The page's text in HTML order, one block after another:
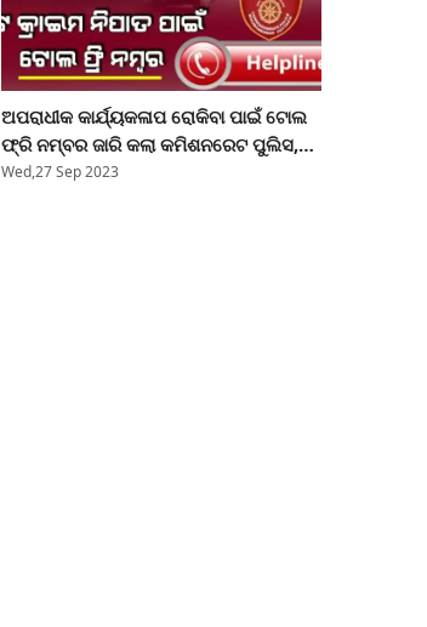
ଅପରାଧୀକ କାର୍ଯ୍ୟକଳାପ ରୋକିବା ପାଇଁ ଟୋଲ
ଫ୍ରି ନମ୍ବର ଜାରି କଲା କମିଶନରେଟ ପୁଲିସ,
ଜମାରୁ ଭୂଲନ୍ତୁନି ଏହି ନମ୍ବର
Wed,27 Sep 2023